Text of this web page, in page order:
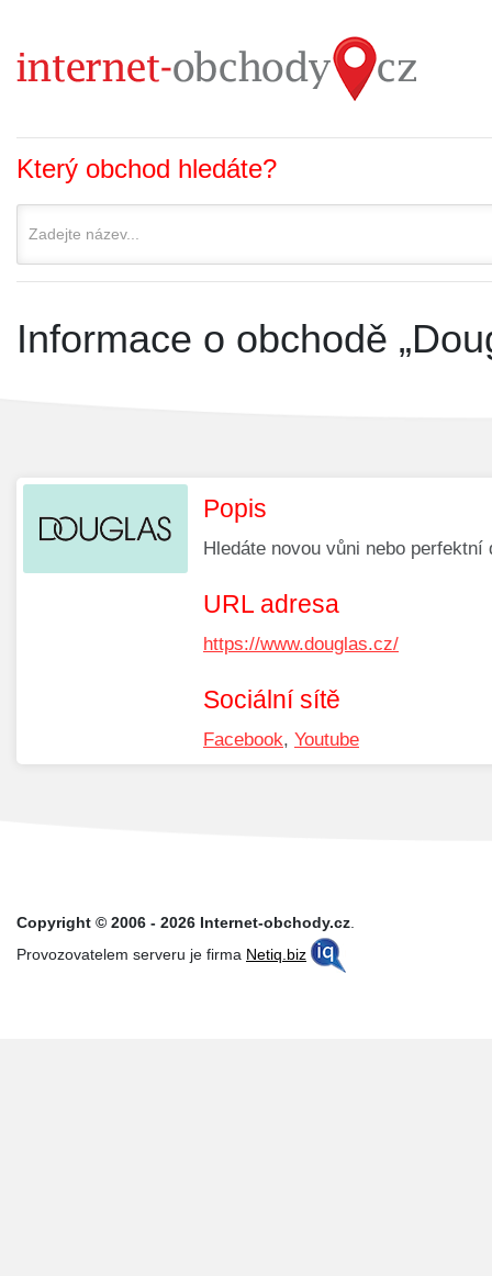
Který obchod hledáte?
Informace o obchodě
Popis
Hledáte novou vůni nebo
URL adresa
https://www.douglas.cz/
Sociální sítě
Facebook, Youtube
Copyright © 2006 - 2026 Internet-obchody.cz.
Provozovatelem serveru je firma Netiq.biz